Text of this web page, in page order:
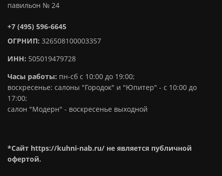
павильон № 24
+7 (495) 596-6645
ОГРНИП: 326508100003357
ИНН: 505019479728
Часы работы: пн-сб с 10:00 до 19:00;
воскресенье: салоны "Городок" и "Юпитер" - с 10:00 до
17:00;
салон "Модерн" - воскресенье выходной
*Сайт https://kuhni-nab.ru/ не является публичной
офертой.